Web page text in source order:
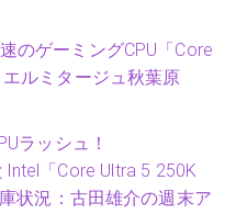
のゲーミングCPU「Core
ルミタージュ秋葉原
ラッシュ！
「Core Ultra 5 250K
状況：古田雄介の週末ア